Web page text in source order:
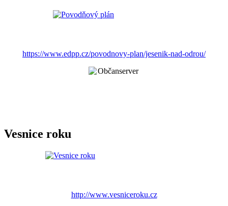
https://www.edpp.cz/povodnovy-plan/jesenik-nad-odrou/
Vesnice roku
http://www.vesniceroku.cz